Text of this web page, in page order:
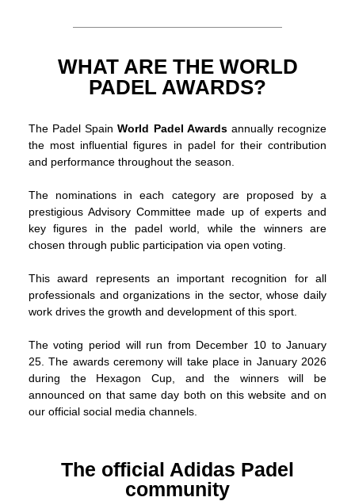
WHAT ARE THE WORLD
PADEL AWARDS?
The Padel SpainWorld Padel Awardsannually recognize
the most influential figures in padel for their contribution
and performance throughout the season.
The nominations in each category are proposed by a
prestigious Advisory Committee made up of experts and
key figures in the padel world, while the winners are
chosen through public participation via open voting.
This award represents an important recognition for all
professionals and organizations in the sector, whose daily
work drives the growth and development of this sport.
The voting period will run from December 10 to January
25. The awards ceremony will take place in January 2026
during the Hexagon Cup, and the winners will be
announced on that same day both on this website and on
our official social media channels.
The official Adidas Padel
community